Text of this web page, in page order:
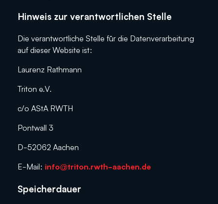
Hinweis zur verantwortlichen Stelle
Die verantwortliche Stelle für die Datenverarbeitung
auf dieser Website ist:
Laurenz Rathmann
Triton e.V.
c/o AStA RWTH
Pontwall 3
D-52062 Aachen
E-Mail: info@triton.rwth-aachen.de
Speicherdauer